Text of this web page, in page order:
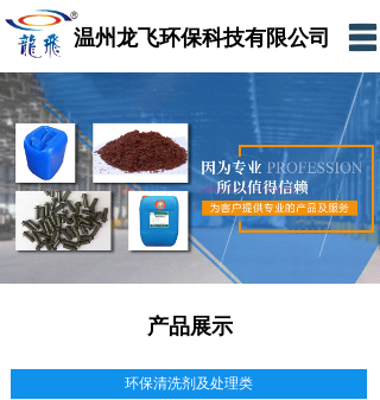
温州龙飞环保科技有限公司
网站首页
公司简介
产品展示
新闻资讯
在线留言
网上商城
产品展示
环保清洗剂及处理类